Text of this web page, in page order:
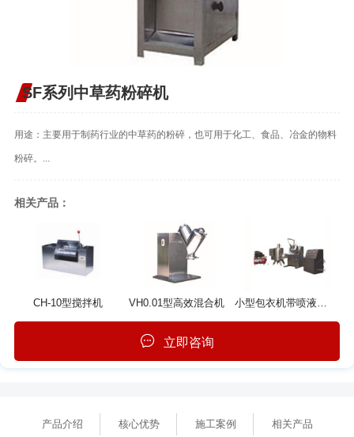
SF系列中草药粉碎机
用途：主要用于制药行业的中草药的粉碎，也可用于化工、食品、冶金的物料
粉碎。...
相关产品：
CH-10型搅拌机 VH0.01型高效混合机
立即咨询
产品介绍 核心优势 施工案例 相关产品